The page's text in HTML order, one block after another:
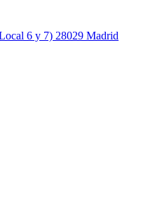
6 y 7) 28029 Madrid